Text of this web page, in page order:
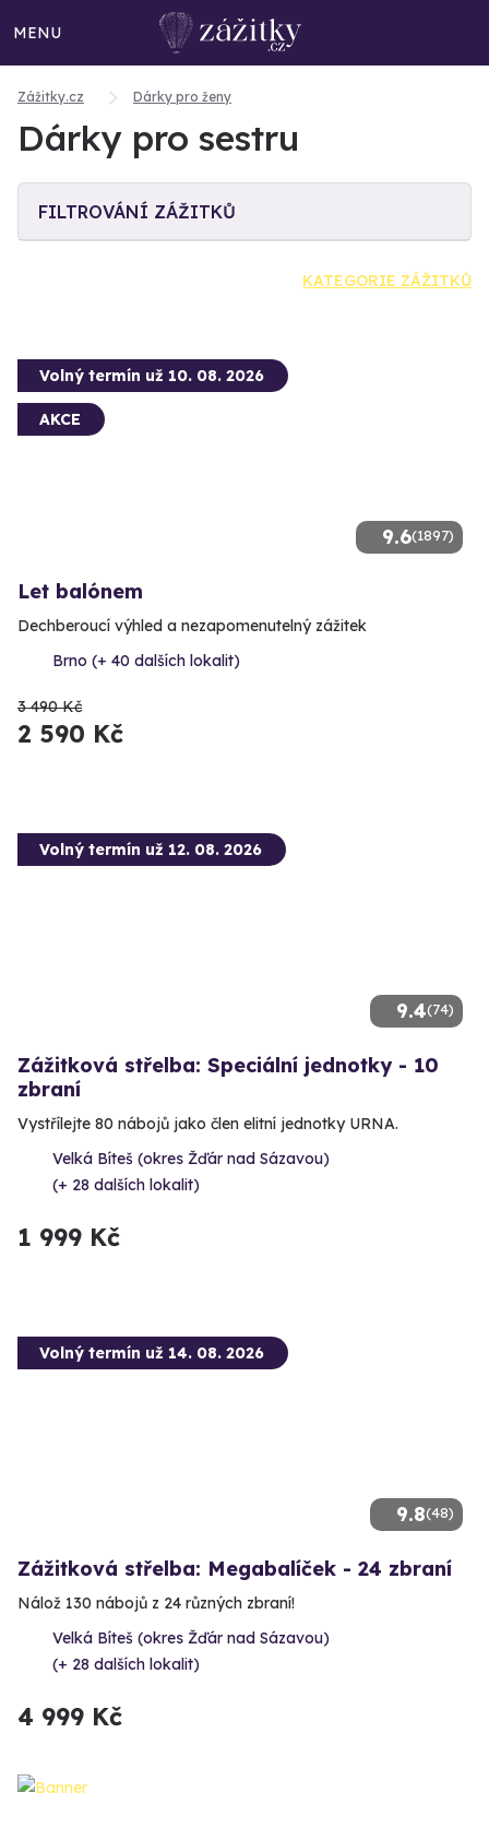
MENU
Zážitky.cz Dárky pro ženy
Dárky pro sestru
FILTROVÁNÍ ZÁŽITKŮ
KATEGORIE ZÁŽITKŮ
9.6(1897)
Volný termín už 10. 08. 2026
AKCE
Let balónem
Dechberoucí výhled a nezapomenutelný zážitek
Brno (+ 40 dalších lokalit)
3 490 Kč
2 590 Kč
9.4(74)
Volný termín už 12. 08. 2026
Zážitková střelba: Speciální jednotky - 10
zbraní
Vystřílejte 80 nábojů jako člen elitní jednotky URNA.
Velká Bíteš (okres Žďár nad Sázavou)
(+ 28 dalších lokalit)
1 999 Kč
9.8(48)
Volný termín už 14. 08. 2026
Zážitková střelba: Megabalíček - 24 zbraní
Nálož 130 nábojů z 24 různých zbraní!
Velká Bíteš (okres Žďár nad Sázavou)
(+ 28 dalších lokalit)
4 999 Kč